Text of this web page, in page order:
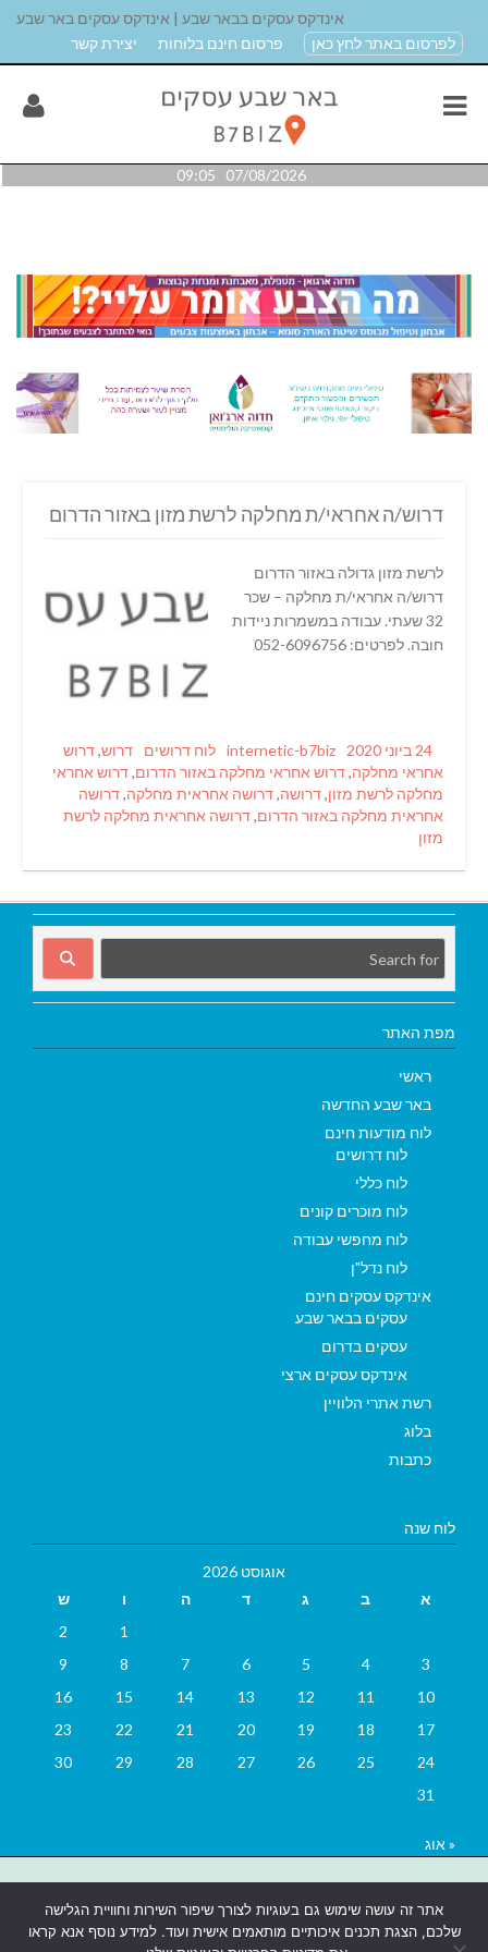
אינדקס עסקים בבאר שבע | אינדקס עסקים באר שבע
לפרסום באתר לחץ כאן
פרסום חינם בלוחות יצירת קשר
07/08/2026 09:05
דרוש/ה אחראי/ת מחלקה לרשת מזון באזור הדרום
לרשת מזון גדולה באזור הדרום
דרוש/ה אחראי/ת מחלקה – שכר
32 שעתי. עבודה במשמרות ניידות
חובה. לפרטים: 052-6096756
Posted
on
24 ביוני 2020 Author
internetic-b7biz
Categories
לוח דרושים Tags
דרוש,דרוש
אחראי מחלקה,דרוש אחראי מחלקה באזור הדרום,דרוש אחראי
מחלקה לרשת מזון,דרושה,דרושה אחראית מחלקה,דרושה
אחראית מחלקה באזור הדרום,דרושה אחראית מחלקה לרשת
מזון
אתר זה עושה שימוש גם בעוגיות לצורך שיפור השירות וחוויית הגלישה
שלכם, הצגת תכנים איכותיים מותאמים אישית ועוד. למידע נוסף אנא קראו
מפת האתר
ראשי
באר שבע החדשה
לוח מודעות חינם
לוח דרושים
לוח כללי
לוח מוכרים קונים
לוח מחפשי עבודה
לוח נדל"ן
אינדקס עסקים חינם
עסקים בבאר שבע
עסקים בדרום
אינדקס עסקים ארצי
רשת אתרי הלוויין
בלוג
כתבות
לוח שנה
אוגוסט 2026
א
ב ג ד ה ו
ש
1
2
3
4
5
6
7
8
9
10
11
12
13
14
15
16
17
18
19
20
21
22
23
24
25
26
27
28
29
30
31
« אוג
אתרים בבאר שבע|